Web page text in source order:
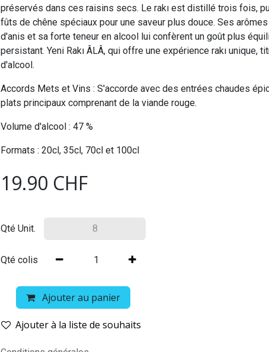
préservés dans ces raisins secs. Le rakı est distillé trois fois,
fûts de chêne spéciaux pour une saveur plus douce. Ses
d'anis et sa forte teneur en alcool lui confèrent un goût plus
persistant. Yeni Rakı ÂLÂ, qui offre une expérience rakı unique,
d'alcool.
Accords Mets et Vins : S'accorde avec des entrées chaudes
plats principaux comprenant de la viande rouge.
Volume d'alcool : 47 %
Formats : 20cl, 35cl, 70cl et 100cl
19.90 CHF
Qté Unit.
Qté colis
Ajouter au panier
Ajouter à la liste de souhaits